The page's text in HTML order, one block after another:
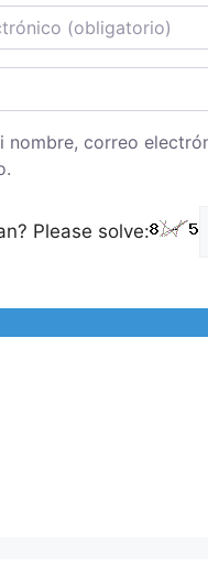
nombre, correo
Please solve: